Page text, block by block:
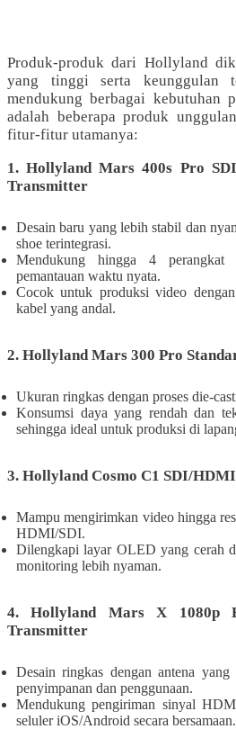
Produk-produk dari Hollyland
yang tinggi serta keunggulan
mendukung berbagai kebutuhan
adalah beberapa produk
fitur-fitur utamanya:
1. Hollyland Mars 400s Pro
Transmitter
Desain baru yang lebih stabil dan
shoe terintegrasi.
Mendukung hingga 4
pemantauan waktu nyata.
Cocok untuk produksi video
kabel yang andal.
2. Hollyland Mars 300 Pro
Ukuran ringkas dengan proses die-
Konsumsi daya yang rendah dan
sehingga ideal untuk produksi di
3. Hollyland Cosmo C1 SDI/HDMI
Mampu mengirimkan video hingga
HDMI/SDI.
Dilengkapi layar OLED yang cerah
monitoring lebih nyaman.
4. Hollyland Mars X 1080p
Transmitter
Desain ringkas dengan antena
penyimpanan dan penggunaan.
Mendukung pengiriman sinyal
seluler iOS/Android secara bersamaan.